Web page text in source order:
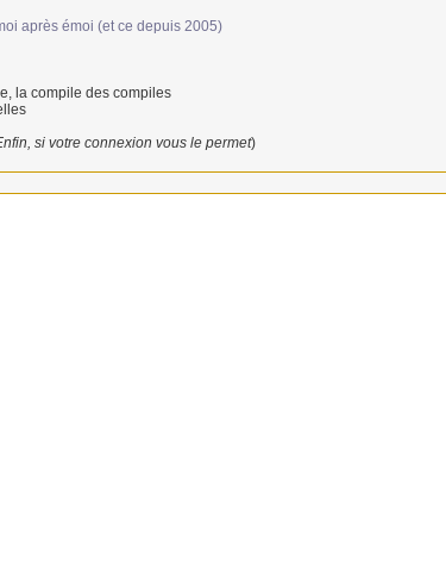
après émoi (et ce depuis 2005)
la compile des compiles
si votre connexion vous le permet)